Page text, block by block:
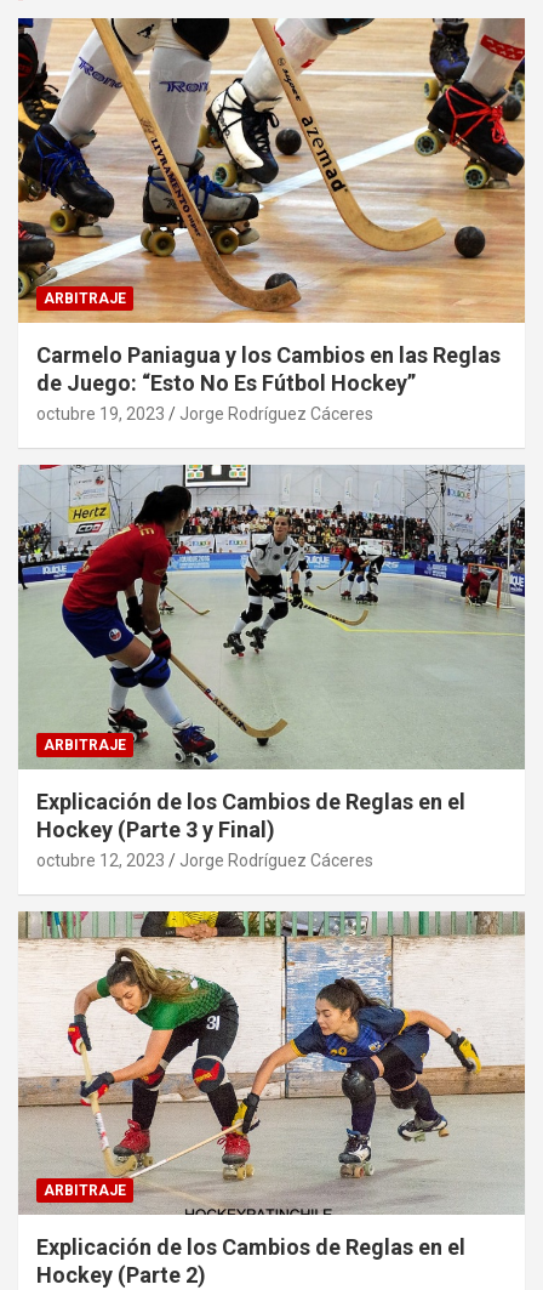
ARBITRAJE
Carmelo Paniagua y los Cambios en las Reglas
de Juego: “Esto No Es Fútbol Hockey”
octubre 19, 2023 Jorge Rodríguez Cáceres
ARBITRAJE
Explicación de los Cambios de Reglas en el
Hockey (Parte 3 y Final)
octubre 12, 2023 Jorge Rodríguez Cáceres
ARBITRAJE
Explicación de los Cambios de Reglas en el
Hockey (Parte 2)